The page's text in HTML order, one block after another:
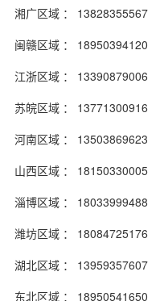
湘广区域 ： 13828355567
闽赣区域 ： 18950394120
江浙区域 ： 13390879006
苏皖区域 ： 13771300916
河南区域 ： 13503869623
山西区域 ： 18150330005
淄博区域 ： 18033999488
潍坊区域 ： 18084725176
湖北区域 ： 13959357607
东北区域 ： 18950541650